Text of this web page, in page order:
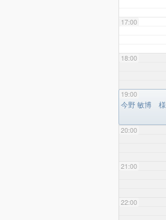
17:00
18:00
19:00
20:00
21:00
22:00
19:00
今野 敏博 様